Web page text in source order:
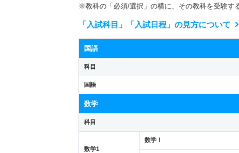
※教科の「必須/選択」の横に、その教科を受験す
「入試科目」「入試日程」の見方について
国語
科目
国語
数学
科目
数学1
数学Ⅰ